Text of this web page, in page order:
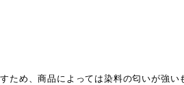
ため、商品によっては染料の匂いが強い